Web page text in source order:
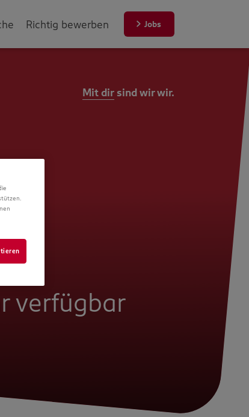
Richtig bewerben Jobs
Mit dirsind wir wir.
verfügbar